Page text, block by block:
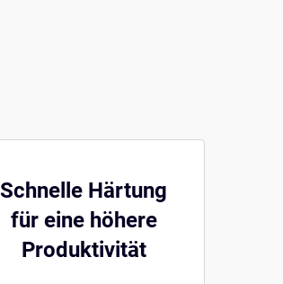
Schnelle Härtung
für eine höhere
Produktivität